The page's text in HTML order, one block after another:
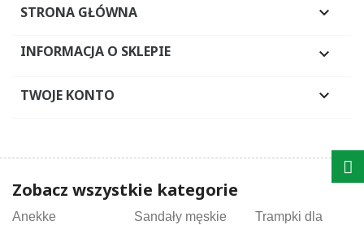
STRONA GŁÓWNA 
INFORMACJA O SKLEPIE 
TWOJE KONTO 
Zobacz wszystkie kategorie
Anekke Sandały męskie
Trampki dla